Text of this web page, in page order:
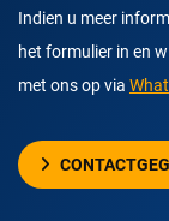
Indien u meer
het formulier in en
met ons op via